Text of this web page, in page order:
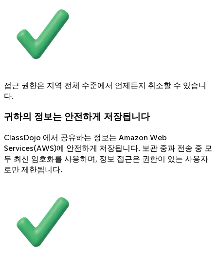
접근 권한은 지역 전체 수준에서 언제든지 취소할 수 있습니
다.
귀하의 정보는 안전하게 저장됩니다
ClassDojo 에서 공유하는 정보는 Amazon Web
Services(AWS)에 안전하게 저장됩니다. 보관 중과 전송 중 모
두 최신 암호화를 사용하며, 정보 접근은 권한이 있는 사용자
로만 제한됩니다.